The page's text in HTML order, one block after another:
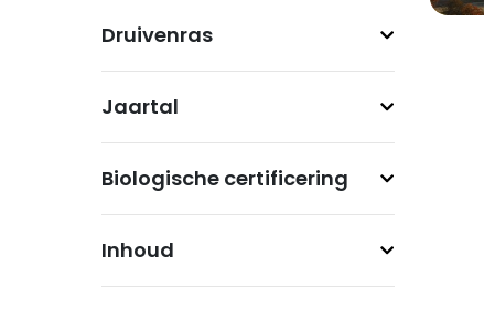
Druivenras
Jaartal
Biologische certificering
Inhoud